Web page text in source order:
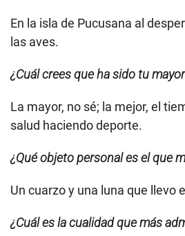
En la isla de Pucusana al
las aves.
¿Cuál crees que ha sido tu
La mayor, no sé; la mejor, el
salud haciendo deporte.
¿Qué objeto personal es el que
Un cuarzo y una luna que llevo
¿Cuál es la cualidad que más